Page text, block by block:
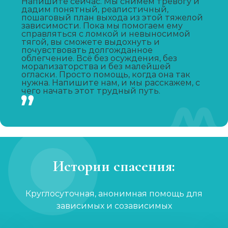
от 4 650 ₽ Записаться
Лечение зависимости от А-ПВП
от 4 300 ₽ Записаться
Лечение зависимости от мефедрона
от 4 300 ₽
от 1 450 ₽ Записаться
дадим понятный, реалистичный,
пошаговый план выхода из этой тяжелой
зависимости. Пока мы помогаем ему
справляться с ломкой и невыносимой
тягой, вы сможете выдохнуть и
почувствовать долгожданное
облегчение. Всё без осуждения, без
морализаторства и без малейшей
огласки. Просто помощь, когда она так
нужна. Напишите нам, и мы расскажем, с
чего начать этот трудный путь.
Истории спасения:
Круглосуточная, анонимная помощь для
зависимых и созависимых